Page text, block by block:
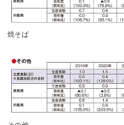
焼そば